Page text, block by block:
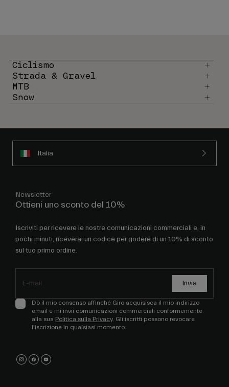
Ciclismo
Strada & Gravel
MTB
Snow
Italia
Newsletter
Ottieni uno sconto del 10%
Iscriviti per ricevere le nostre comunicazioni commerciali e, in
pochi minuti, riceverai un codice per godere di un 10% di sconto
sul tuo primo ordine.
Invia
Dò il mio consenso affinché Giro acquisisca il mio indirizzo
email e mi invii comunicazioni commerciali conformemente
alla sua Politica sulla Privacy. Gli iscritti possono revocare
l'iscrizione in qualsiasi momento.